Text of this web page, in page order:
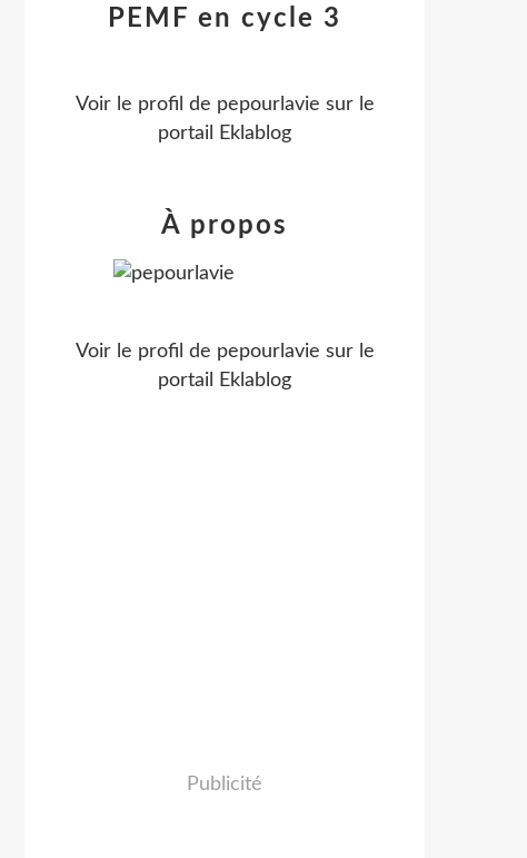
PEMF en cycle 3
Voir le profil de pepourlavie sur le
portail Eklablog
À propos
Voir le profil de pepourlavie sur le
portail Eklablog
Publicité